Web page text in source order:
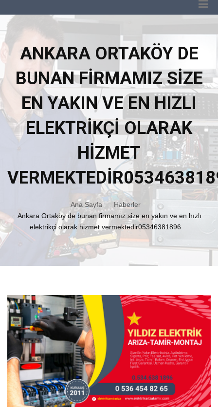
ANKARA ORTAKÖY DE
BUNAN FIRMAMIZ SIZE
EN YAKIN VE EN HIZLI
ELEKTRIKÇI OLARAK
HIZMET
Ana Sayfa
Haberler
Ankara Ortaköy de bunan firmamız size en yakın ve en hızlı
elektrikçi olarak hizmet vermektedir05346381896